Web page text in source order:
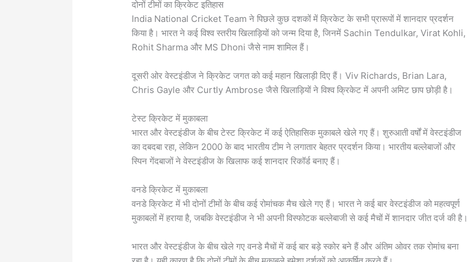
दोनों टीमों का क्रिकेट इतिहास
India National Cricket Team ने पिछले कुछ दशकों में क्रिकेट के सभी प्रारूपों में शानदार प्रदर्शन
किया है। भारत ने कई विश्व स्तरीय खिलाड़ियों को जन्म दिया है, जिनमें Sachin Tendulkar,Virat Kohli,
Rohit Sharma और MS Dhoni जैसे नाम शामिल हैं।
दूसरी ओर वेस्टइंडीज ने क्रिकेट जगत को कई महान खिलाड़ी दिए हैं।Viv Richards, Brian Lara,
Chris Gayle और Curtly Ambrose जैसे खिलाड़ियों ने विश्व क्रिकेट में अपनी अमिट छाप छोड़ी है।
टेस्ट क्रिकेट में मुकाबला
भारत और वेस्टइंडीज के बीच टेस्ट क्रिकेट में कई ऐतिहासिक मुकाबले खेले गए हैं। शुरुआती वर्षों में वेस्टइंडीज
का दबदबा रहा, लेकिन 2000 के बाद भारतीय टीम ने लगातार बेहतर प्रदर्शन किया। भारतीय बल्लेबाजों और
स्पिन गेंदबाजों ने वेस्टइंडीज के खिलाफ कई शानदार रिकॉर्ड बनाए हैं।
वनडे क्रिकेट में मुकाबला
वनडे क्रिकेट में भी दोनों टीमों के बीच कई रोमांचक मैच खेले गए हैं। भारत ने कई बार वेस्टइंडीज को महत्वपूर्ण
मुकाबलों में हराया है, जबकि वेस्टइंडीज ने भी अपनी विस्फोटक बल्लेबाजी से कई मैचों में शानदार जीत दर्ज की है।
भारत और वेस्टइंडीज के बीच खेले गए वनडे मैचों में कई बार बड़े स्कोर बने हैं और अंतिम ओवर तक रोमांच बना